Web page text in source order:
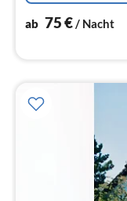
ab 75€/ Nacht